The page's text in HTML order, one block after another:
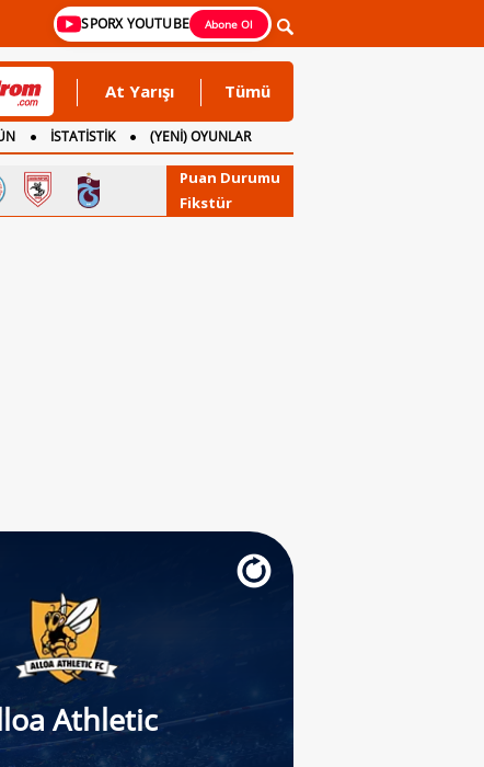
SPORX YOUTUBE Abone Ol
At Yarışı Tümü
İSTATİSTİK
(YENİ) OYUNLAR
Puan Durumu
Fikstür
Athletic